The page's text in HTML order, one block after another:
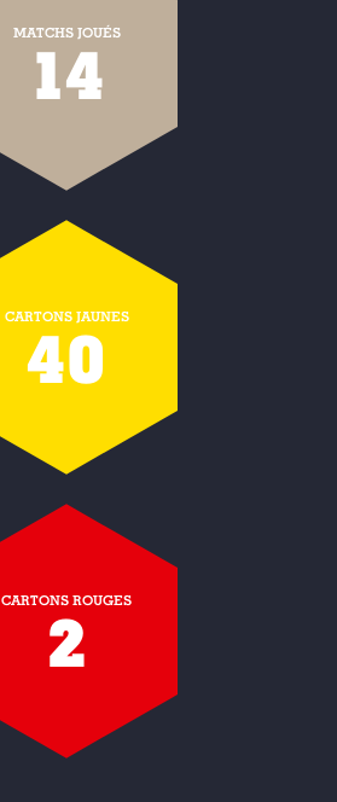
MATCHS JOUÉS
14
CARTONS JAUNES
40
CARTONS ROUGES
2